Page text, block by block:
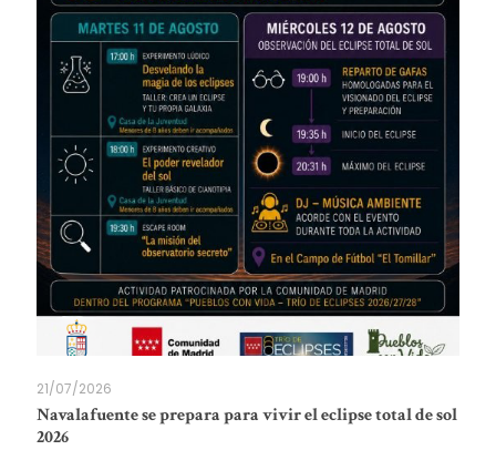
21/07/2026
Navalafuente se prepara para vivir el eclipse total de sol
2026